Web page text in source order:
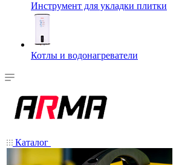
Инструмент для укладки плитки
Котлы и водонагреватели
Каталог